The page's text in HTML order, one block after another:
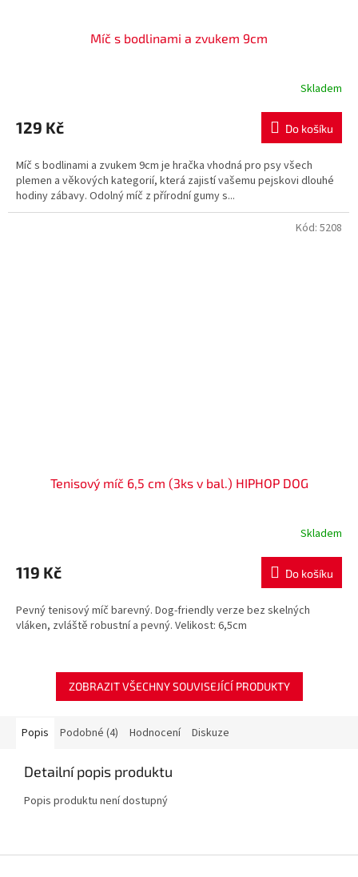
Míč s bodlinami a zvukem 9cm
Skladem
129 Kč Do košíku
Míč s bodlinami a zvukem 9cm je hračka vhodná pro psy všech
plemen a věkových kategorií, která zajistí vašemu pejskovi dlouhé
hodiny zábavy. Odolný míč z přírodní gumy s...
Tenisový míč 6,5 cm (3ks v bal.) HIPHOP DOG
Skladem
119 Kč Do košíku
Pevný tenisový míč barevný. Dog-friendly verze bez skelných
vláken, zvláště robustní a pevný. Velikost: 6,5cm
Kód: 5208
ZOBRAZIT VŠECHNY SOUVISEJÍCÍ PRODUKTY
Popis Podobné (4) Hodnocení Diskuze
Detailní popis produktu
Popis produktu není dostupný